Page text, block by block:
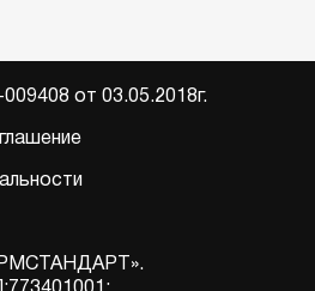
от 03.05.2018г.